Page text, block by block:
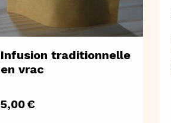
Infusion traditionnelle
en vrac
5,00€